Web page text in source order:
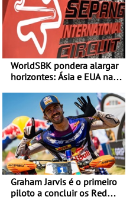
WorldSBK pondera alargar
horizontes: Ásia e EUA na
Graham Jarvis é o primeiro
piloto a concluir os Red